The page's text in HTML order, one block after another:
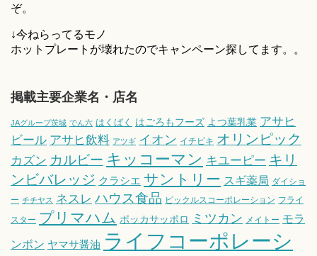
ぞ。
↓今ねらってるモノ
ホットプレートが壊れたのでキャンペーン探してます。。
掲載主要企業名・店名
JAグループ茨城 でん六 はくばく はごろもフーズ よつ葉乳業 アサヒ
ビール アサヒ飲料 アツギ イオン イチビキ オリンピック
カズン カルビー キッコーマン キユーピー キリ
ンビバレッジ クラシエ サントリー スギ薬局 ダイショ
ー チチヤス ネスレ ハウス食品 ピックルスコーポレーション フライ
スター プリマハム ポッカサッポロ ミツカン メイトー モラ
ンボン ヤマサ醤油 ライフコーポレーシ